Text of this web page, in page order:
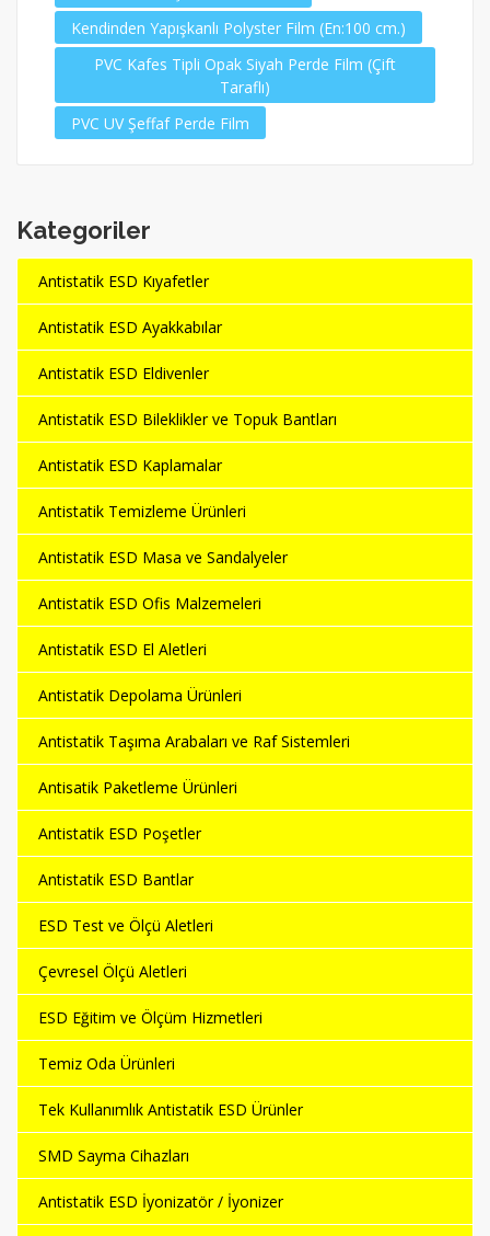
Kendinden Yapışkanlı Polyster Film (En:100 cm.)
PVC Kafes Tipli Opak Siyah Perde Film (Çift
Taraflı)
PVC UV Şeffaf Perde Film
Kategoriler
Antistatik ESD Kıyafetler
Antistatik ESD Ayakkabılar
Antistatik ESD Eldivenler
Antistatik ESD Bileklikler ve Topuk Bantları
Antistatik ESD Kaplamalar
Antistatik Temizleme Ürünleri
Antistatik ESD Masa ve Sandalyeler
Antistatik ESD Ofis Malzemeleri
Antistatik ESD El Aletleri
Antistatik Depolama Ürünleri
Antistatik Taşıma Arabaları ve Raf Sistemleri
Antisatik Paketleme Ürünleri
Antistatik ESD Poşetler
Antistatik ESD Bantlar
ESD Test ve Ölçü Aletleri
Çevresel Ölçü Aletleri
ESD Eğitim ve Ölçüm Hizmetleri
Temiz Oda Ürünleri
Tek Kullanımlık Antistatik ESD Ürünler
SMD Sayma Cihazları
Antistatik ESD İyonizatör / İyonizer